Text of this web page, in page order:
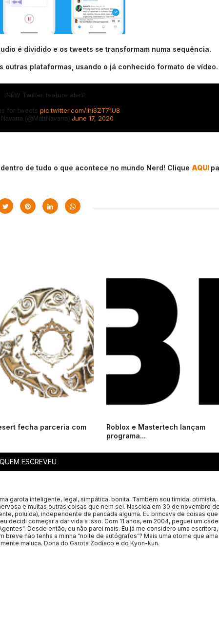
é dividido e os tweets se transformam numa sequência.
outras plataformas, usando o já conhecido formato de vídeo.
NEW Twitter feature alert!
for tweetspic.twitter.com/lhiSZT71U8
(@MattNavarra) June 17, 2020
de tudo o que acontece no mundo Nerd! Clique AQUI
fecha parceria com
Roblox e Mastertech lançam
programa...
QUEM ESCREVEU
garota inteligente, legal, simpática, bonita. Também sou tímida, otimista,
e muitas outras coisas que nem sei. Nascida em 30 de novembro
poluída), independente de pancada alguma. Eu brincava de coisas que
decidi começar a dar vida a isso. Com 11 anos, em 2004, peguei um
Desde então, eu não parei mais. Eu já me considero uma
breve não tenha a minha “noite de autógrafos”? Mais uma otome que
maluca. Dona do Garota Zodíaco e do Kyon-kun.